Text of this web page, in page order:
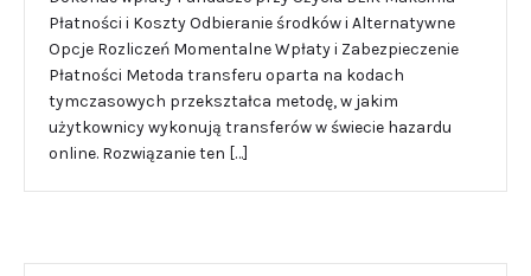
Płatności i Koszty Odbieranie środków i Alternatywne
Opcje Rozliczeń Momentalne Wpłaty i Zabezpieczenie
Płatności Metoda transferu oparta na kodach
tymczasowych przekształca metodę, w jakim
użytkownicy wykonują transferów w świecie hazardu
online. Rozwiązanie ten […]